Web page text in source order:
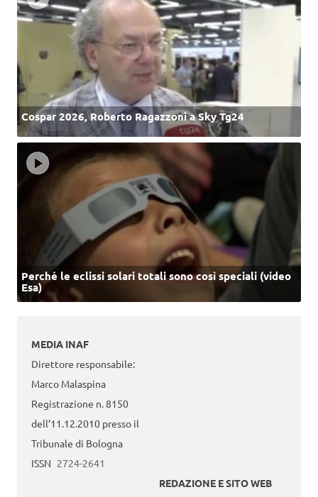
Cospar 2026, Roberto Ragazzoni a Sky Tg24
Perché le eclissi solari totali sono così speciali (video
Esa)
MEDIA INAF
Direttore responsabile:
Marco Malaspina
Registrazione n. 8150
dell’11.12.2010 presso il
Tribunale di Bologna
ISSN 2724-2641
REDAZIONE E SITO WEB